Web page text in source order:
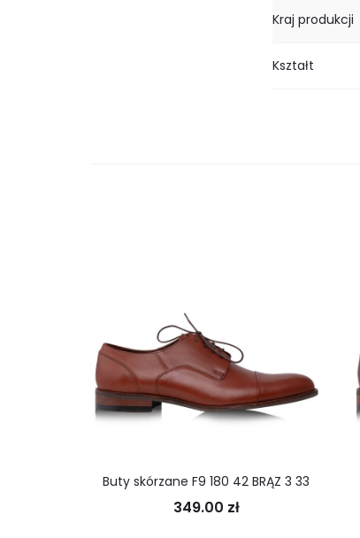
Kraj produkcji
Kształt
Buty skórzane F9 180 42 BRĄZ 3 33
349.00 zł